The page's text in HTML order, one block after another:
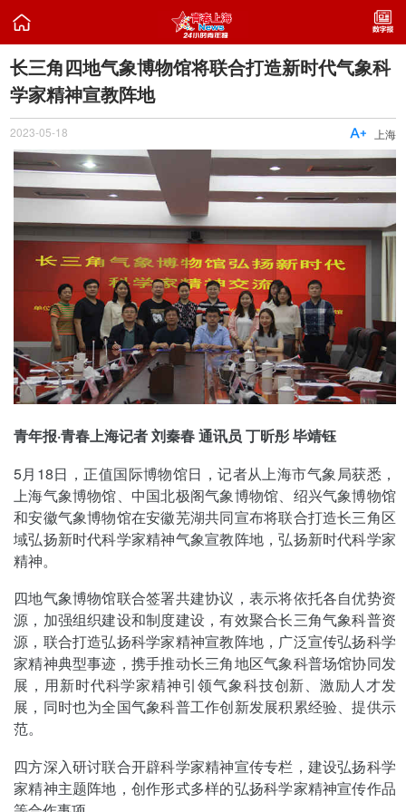

长三角四地气象博物馆将联合打造新时代气象科
学家精神宣教阵地
2023-05-18 上海

青年报·青春上海记者 刘秦春 通讯员 丁昕彤 毕靖钰
5月18日，正值国际博物馆日，记者从上海市气象局获悉，
上海气象博物馆、中国北极阁气象博物馆、绍兴气象博物馆
和安徽气象博物馆在安徽芜湖共同宣布将联合打造长三角区
域弘扬新时代科学家精神气象宣教阵地，弘扬新时代科学家
精神。
四地气象博物馆联合签署共建协议，表示将依托各自优势资
源，加强组织建设和制度建设，有效聚合长三角气象科普资
源，联合打造弘扬科学家精神宣教阵地，广泛宣传弘扬科学
家精神典型事迹，携手推动长三角地区气象科普场馆协同发
展，用新时代科学家精神引领气象科技创新、激励人才发
展，同时也为全国气象科普工作创新发展积累经验、提供示
范。
四方深入研讨联合开辟科学家精神宣传专栏，建设弘扬科学
家精神主题阵地，创作形式多样的弘扬科学家精神宣传作品